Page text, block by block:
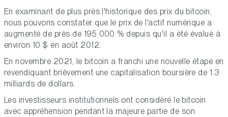
En examinant de plus près l'historique des prix du bitcoin,
nous pouvons constater que le prix de l'actif numérique a
augmenté de près de 195 000 % depuis qu'il a été évalué à
environ 10 $ en août 2012.
En novembre 2021, le bitcoin a franchi une nouvelle étape en
revendiquant brièvement une capitalisation boursière de 1.3
milliards de dollars.
Les investisseurs institutionnels ont considéré le bitcoin
avec appréhension pendant la majeure partie de son